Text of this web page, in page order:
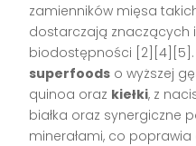
zamienników mięsa
dostarczają znaczących
biodostępności
superfoods o wyższej
quinoa oraz kiełki, z
białka oraz synergiczne
minerałami, co poprawia